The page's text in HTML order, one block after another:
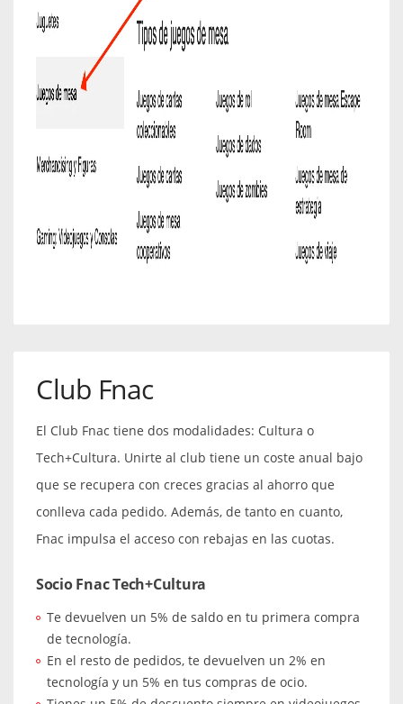
Club Fnac
El Club Fnac tiene dos modalidades: Cultura o
Tech+Cultura. Unirte al club tiene un coste anual bajo
que se recupera con creces gracias al ahorro que
conlleva cada pedido. Además, de tanto en cuanto,
Fnac impulsa el acceso con rebajas en las cuotas.
Socio Fnac Tech+Cultura
Te devuelven un 5% de saldo en tu primera compra
de tecnología.
En el resto de pedidos, te devuelven un 2% en
tecnología y un 5% en tus compras de ocio.